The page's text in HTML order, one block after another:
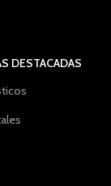
DESTACADAS